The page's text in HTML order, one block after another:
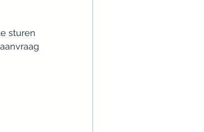
sturen